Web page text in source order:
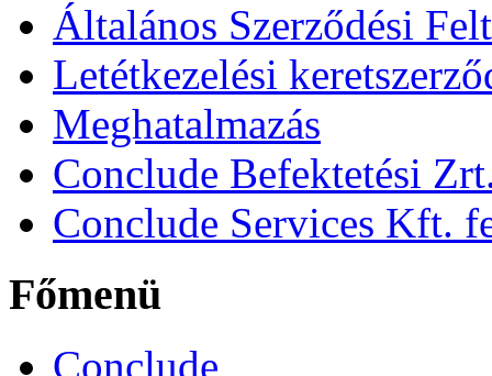
Általános Szerződési
Letétkezelési
Meghatalmazás
Conclude Befektetési
Conclude Services Kft.
Főmenü
Conclude